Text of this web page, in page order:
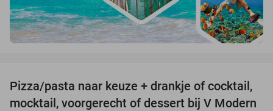
28%
Pizza/pasta naar keuze + drankje of cocktail,
mocktail, voorgerecht of dessert bij V Modern